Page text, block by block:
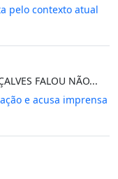
pelo contexto atual
FALOU NÃO...
e acusa imprensa